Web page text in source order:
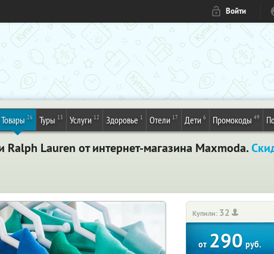
Войти
Товары 26 Туры 13 Услуги 12 Здоровье 1 Отели 17 Дети 6 Промокоды 49
Lauren от интернет-магазина Maxmoda.
Купили: 32
от290руб.